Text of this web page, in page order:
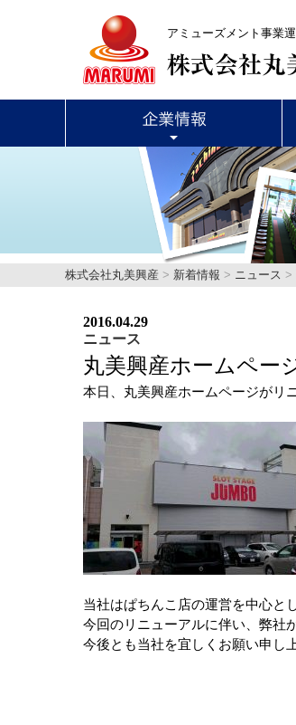
アミューズメント事業
株式会社丸美興産 > 新着情報 > ニュース >
2016.04.29
ニュース
丸美興産ホームペー
本日、丸美興産ホームページがリ
当社はぱちんこ店の運営を中心と
今回のリニューアルに伴い、弊社
今後とも当社を宜しくお願い申し